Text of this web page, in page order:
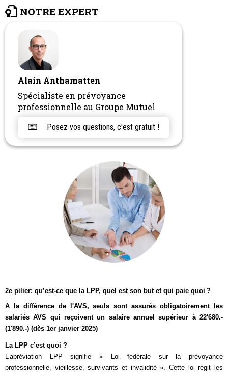
NOTRE EXPERT
Alain Anthamatten
Spécialiste en prévoyance
professionnelle au Groupe Mutuel
Posez vos questions, c'est gratuit !
2e pilier: qu’est-ce que la LPP, quel est son but et qui paie quoi ?
A la différence de l'AVS, seuls sont assurés obligatoirement les
salariés AVS qui reçoivent un salaire annuel supérieur à 22'680.-
(1'890.-) (dès 1er janvier 2025)
La LPP c’est quoi ?
L’abréviation LPP signifie « Loi fédérale sur la prévoyance
professionnelle, vieillesse, survivants et invalidité ». Cette loi régit les